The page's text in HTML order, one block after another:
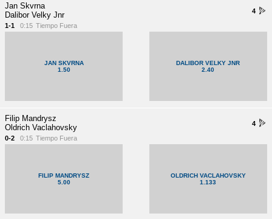
4
Jan Skvrna
Dalibor Velky Jnr
1-1 0:15 Tiempo Fuera
JAN SKVRNA
1.50
DALIBOR VELKY JNR
2.40
4
Filip Mandrysz
Oldrich Vaclahovsky
0-2 0:15 Tiempo Fuera
FILIP MANDRYSZ
5.00
OLDRICH VACLAHOVSKY
1.133